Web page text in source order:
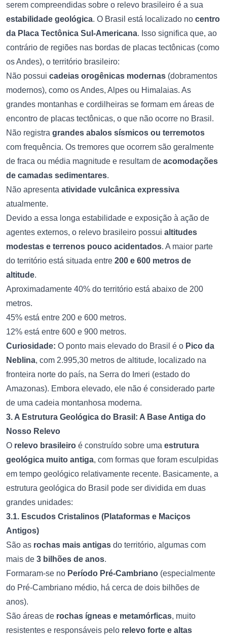
serem compreendidas sobre o relevo brasileiro é a sua
estabilidade geológica. O Brasil está localizado no centro
da Placa Tectônica Sul-Americana. Isso significa que, ao
contrário de regiões nas bordas de placas tectônicas (como
os Andes), o território brasileiro:
Não possui cadeias orogênicas modernas (dobramentos
modernos), como os Andes, Alpes ou Himalaias. As
grandes montanhas e cordilheiras se formam em áreas de
encontro de placas tectônicas, o que não ocorre no Brasil.
Não registra grandes abalos sísmicos ou terremotos
com frequência. Os tremores que ocorrem são geralmente
de fraca ou média magnitude e resultam de acomodações
de camadas sedimentares.
Não apresenta atividade vulcânica expressiva
atualmente.
Devido a essa longa estabilidade e exposição à ação de
agentes externos, o relevo brasileiro possui altitudes
modestas e terrenos pouco acidentados. A maior parte
do território está situada entre 200 e 600 metros de
altitude.
Aproximadamente 40% do território está abaixo de 200
metros.
45% está entre 200 e 600 metros.
12% está entre 600 e 900 metros.
Curiosidade: O ponto mais elevado do Brasil é o Pico da
Neblina, com 2.995,30 metros de altitude, localizado na
fronteira norte do país, na Serra do Imeri (estado do
Amazonas). Embora elevado, ele não é considerado parte
de uma cadeia montanhosa moderna.
3. A Estrutura Geológica do Brasil: A Base Antiga do
Nosso Relevo
O relevo brasileiro é construído sobre uma estrutura
geológica muito antiga, com formas que foram esculpidas
em tempo geológico relativamente recente. Basicamente, a
estrutura geológica do Brasil pode ser dividida em duas
grandes unidades:
3.1. Escudos Cristalinos (Plataformas e Maciços
Antigos)
São as rochas mais antigas do território, algumas com
mais de 3 bilhões de anos.
Formaram-se no Período Pré-Cambriano (especialmente
do Pré-Cambriano médio, há cerca de dois bilhões de
anos).
São áreas de rochas ígneas e metamórficas, muito
resistentes e responsáveis pelo relevo forte e altas